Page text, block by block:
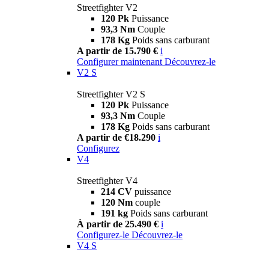
Streetfighter V2
120 Pk Puissance
93,3 Nm Couple
178 Kg Poids sans carburant
A partir de 15.790 € i
Configurer maintenant Découvrez-le
V2 S
Streetfighter V2 S
120 Pk Puissance
93,3 Nm Couple
178 Kg Poids sans carburant
A partir de €18.290 i
Configurez
V4
Streetfighter V4
214 CV puissance
120 Nm couple
191 kg Poids sans carburant
À partir de 25.490 € i
Configurez-le Découvrez-le
V4 S